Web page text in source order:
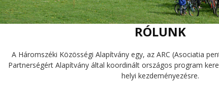
RÓLUNK
A Háromszéki Közösségi Alapítvány egy, az ARC (Asociatia
Partnerségért Alapítvány által koordinált országos program
helyi kezdeményezésre.